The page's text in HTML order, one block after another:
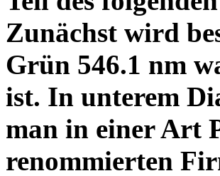
Zunächst wird
Grün 546.1 nm
ist. In unterem
man in einer Art
renommierten